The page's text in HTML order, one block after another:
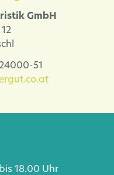
GmbH
24000-51
18.00 Uhr